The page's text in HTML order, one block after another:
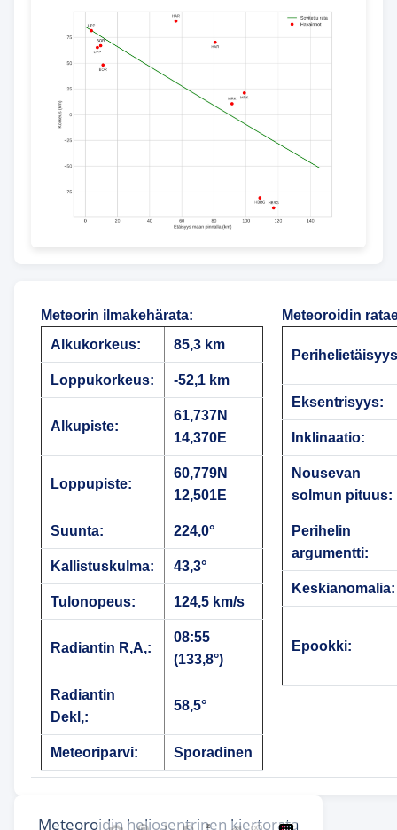
Meteorin ilmakehärata:
Alkukorkeus:
85,3 km
Loppukorkeus: -52,1 km
Alkupiste:
61,737N
14,370E
Loppupiste:
60,779N
12,501E
Suunta: 224,0°
Kallistuskulma: 43,3°
Tulonopeus: 124,5 km/s
Radiantin R,A,:
08:55
(133,8°)
Radiantin
Dekl,:
58,5°
Meteoriparvi: Sporadinen
Meteoroidin
Eksentrisyys:
Inklinaatio:
Nousevan
solmun pituus:
Perihelin
argumentti:
Keskianomalia:
Epookki: